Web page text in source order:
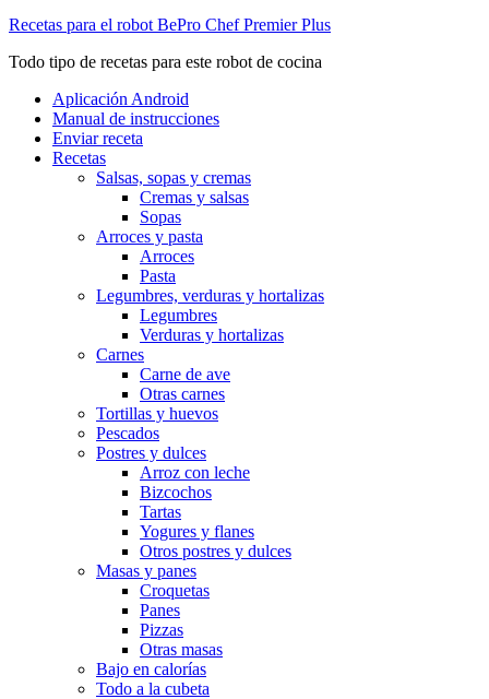
contenido
Recetas para el robot BePro Chef Premier Plus
Todo tipo de recetas para este robot de cocina
Aplicación Android
Manual de instrucciones
Enviar receta
Recetas
Salsas, sopas y cremas
Cremas y salsas
Sopas
Arroces y pasta
Arroces
Pasta
Legumbres, verduras y hortalizas
Legumbres
Verduras y hortalizas
Carnes
Carne de ave
Otras carnes
Tortillas y huevos
Pescados
Postres y dulces
Arroz con leche
Bizcochos
Tartas
Yogures y flanes
Otros postres y dulces
Masas y panes
Croquetas
Panes
Pizzas
Otras masas
Bajo en calorías
Todo a la cubeta